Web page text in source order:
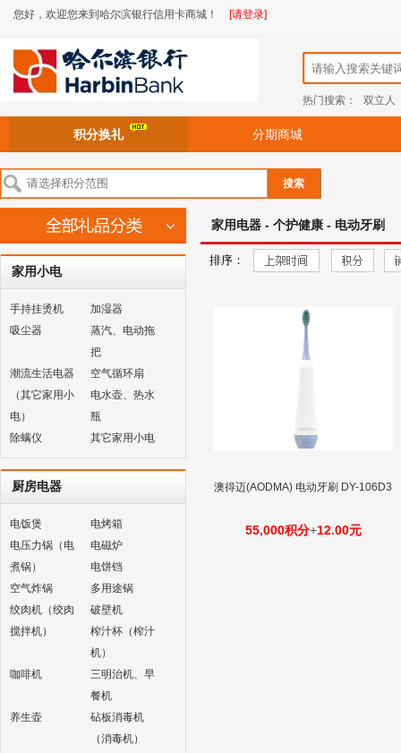
您好，欢迎您来到哈尔滨银行信用卡商城！ [请登录]
热门搜索： 双立人
积分换礼 分期商城
搜索
家用小电
手持挂烫机
加湿器
吸尘器
蒸汽、电动拖
把
潮流生活电器
（其它家用小
电）
空气循环扇
电水壶、热水
瓶
除螨仪
其它家用小电
厨房电器
电饭煲
电烤箱
电压力锅（电
煮锅）
电磁炉
电饼铛
空气炸锅
多用途锅
绞肉机（绞肉
搅拌机）
破壁机
榨汁杯（榨汁
机）
咖啡机
三明治机、早
餐机
养生壶
砧板消毒机
（消毒机）
家用电器 - 个护健康 - 电动牙刷
排序：
澳得迈(AODMA) 电动牙刷 DY-106D3
55,000积分+12.00元